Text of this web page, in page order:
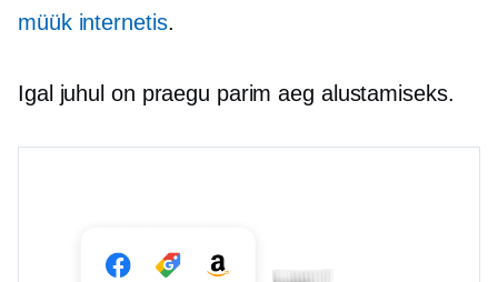
müük internetis.
Igal juhul on praegu parim aeg alustamiseks.